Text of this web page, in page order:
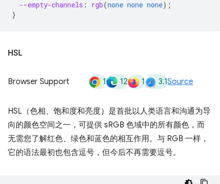
--empty-channels : rgb(none none none);
}
HSL
Browser Support 1 12 1 3.1Source
HSL（色相、饱和度和亮度）是首批以人类语言和沟通为导
向的颜色空间之一，可提供 sRGB 色域中的所有颜色，而
无需您了解红色、绿色和蓝色的相互作用。与 RGB 一样，
它的语法最初也包含逗号，但今后不再需要逗号。